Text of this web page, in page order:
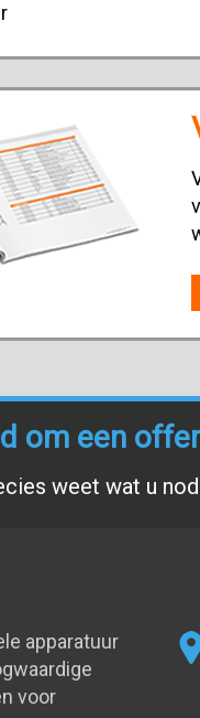
om een
weet wat u
apparatuur
voor